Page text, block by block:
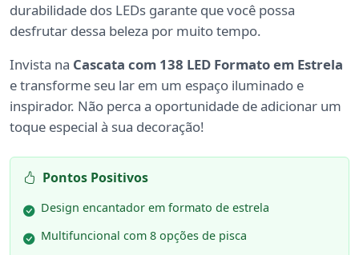
durabilidade dos LEDs garante que você possa
desfrutar dessa beleza por muito tempo.
Invista na Cascata com 138 LED Formato em Estrela
e transforme seu lar em um espaço iluminado e
inspirador. Não perca a oportunidade de adicionar um
toque especial à sua decoração!
Pontos Positivos
Design encantador em formato de estrela
Multifuncional com 8 opções de pisca